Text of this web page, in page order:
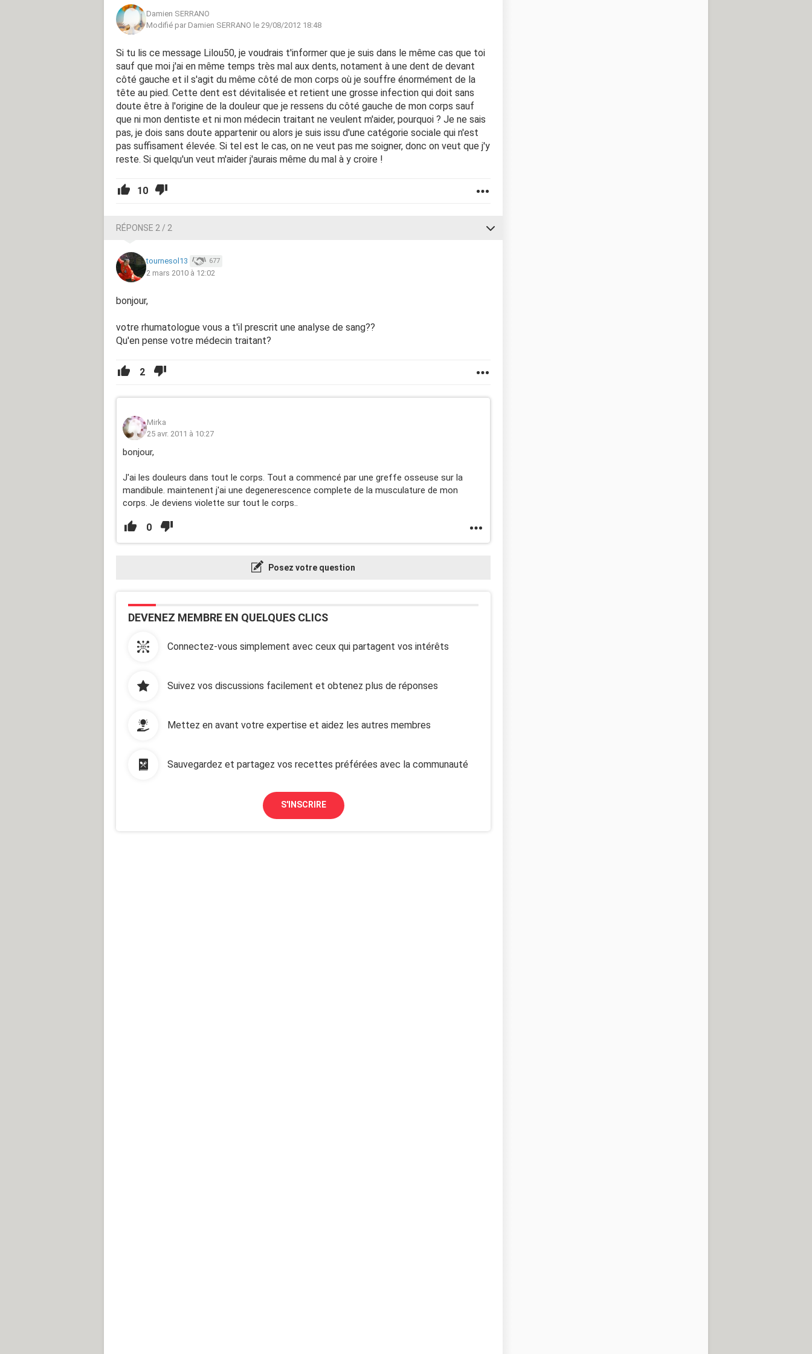
Damien SERRANO
Modifié par Damien SERRANO le 29/08/2012 18:48
Si tu lis ce message Lilou50, je voudrais t'informer que je suis dans le même cas que toi
sauf que moi j'ai en même temps très mal aux dents, notament à une dent de devant
côté gauche et il s'agit du même côté de mon corps où je souffre énormément de la
tête au pied. Cette dent est dévitalisée et retient une grosse infection qui doit sans
doute être à l'origine de la douleur que je ressens du côté gauche de mon corps sauf
que ni mon dentiste et ni mon médecin traitant ne veulent m'aider, pourquoi ? Je ne sais
pas, je dois sans doute appartenir ou alors je suis issu d'une catégorie sociale qui n'est
pas suffisament élevée. Si tel est le cas, on ne veut pas me soigner, donc on veut que j'y
reste. Si quelqu'un veut m'aider j'aurais même du mal à y croire !
10
RÉPONSE 2 / 2
tournesol13 677
2 mars 2010 à 12:02
bonjour,
votre rhumatologue vous a t'il prescrit une analyse de sang??
Qu'en pense votre médecin traitant?
2
Mirka
25 avr. 2011 à 10:27
bonjour,
J'ai les douleurs dans tout le corps. Tout a commencé par une greffe osseuse sur la
mandibule. maintenent j'ai une degenerescence complete de la musculature de mon
corps. Je deviens violette sur tout le corps..
0
Posez votre question
DEVENEZ MEMBRE EN QUELQUES CLICS
Connectez-vous simplement avec ceux qui partagent vos intérêts
Suivez vos discussions facilement et obtenez plus de réponses
Mettez en avant votre expertise et aidez les autres membres
Sauvegardez et partagez vos recettes préférées avec la communauté
S'INSCRIRE